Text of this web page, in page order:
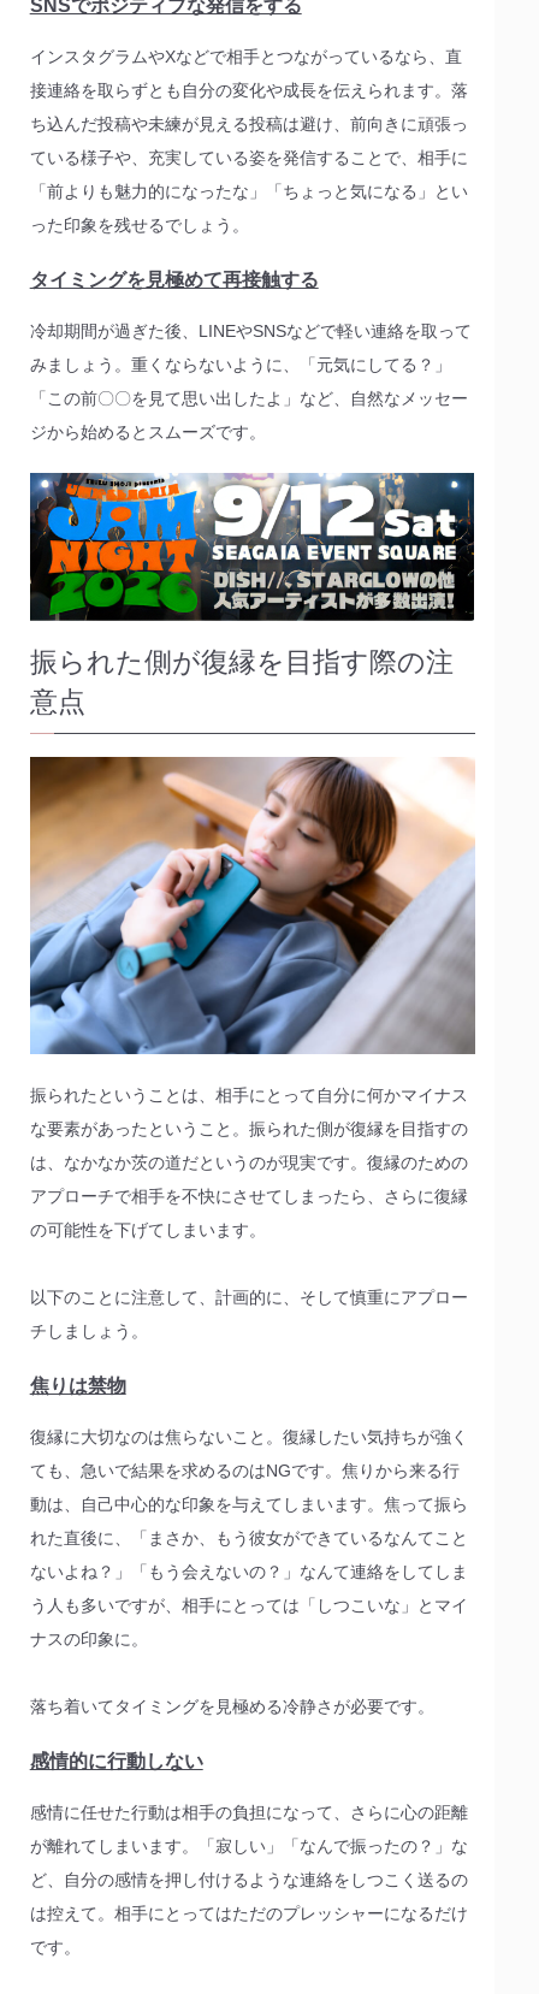
SNSでポジティブな発信をする
インスタグラムやXなどで相手とつながっているなら、直
接連絡を取らずとも自分の変化や成長を伝えられます。落
ち込んだ投稿や未練が見える投稿は避け、前向きに頑張っ
ている様子や、充実している姿を発信することで、相手に
「前よりも魅力的になったな」「ちょっと気になる」とい
った印象を残せるでしょう。
タイミングを見極めて再接触する
冷却期間が過ぎた後、LINEやSNSなどで軽い連絡を取って
みましょう。重くならないように、「元気にしてる？」
「この前〇〇を見て思い出したよ」など、自然なメッセー
ジから始めるとスムーズです。
振られた側が復縁を目指す際の注
意点
振られたということは、相手にとって自分に何かマイナス
な要素があったということ。振られた側が復縁を目指すの
は、なかなか茨の道だというのが現実です。復縁のための
アプローチで相手を不快にさせてしまったら、さらに復縁
の可能性を下げてしまいます。
以下のことに注意して、計画的に、そして慎重にアプロー
チしましょう。
焦りは禁物
復縁に大切なのは焦らないこと。復縁したい気持ちが強く
ても、急いで結果を求めるのはNGです。焦りから来る行
動は、自己中心的な印象を与えてしまいます。焦って振ら
れた直後に、「まさか、もう彼女ができているなんてこと
ないよね？」「もう会えないの？」なんて連絡をしてしま
う人も多いですが、相手にとっては「しつこいな」とマイ
ナスの印象に。
落ち着いてタイミングを見極める冷静さが必要です。
感情的に行動しない
感情に任せた行動は相手の負担になって、さらに心の距離
が離れてしまいます。「寂しい」「なんで振ったの？」な
ど、自分の感情を押し付けるような連絡をしつこく送るの
は控えて。相手にとってはただのプレッシャーになるだけ
です。